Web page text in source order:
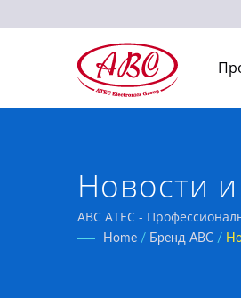
Новости
ABC ATEC -
Home / Бренд ABC /